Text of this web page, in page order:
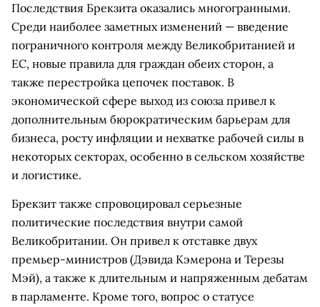
Последствия Брекзита оказались многогранными.
Среди наиболее заметных изменений — введение
пограничного контроля между Великобританией и
ЕС, новые правила для граждан обеих сторон, а
также перестройка цепочек поставок. В
экономической сфере выход из союза привел к
дополнительным бюрократическим барьерам для
бизнеса, росту инфляции и нехватке рабочей силы в
некоторых секторах, особенно в сельском хозяйстве
и логистике.
Брекзит также спровоцировал серьезные
политические последствия внутри самой
Великобритании. Он привел к отставке двух
премьер-министров (Дэвида Кэмерона и Терезы
Мэй), а также к длительным и напряженным дебатам
в парламенте. Кроме того, вопрос о статусе